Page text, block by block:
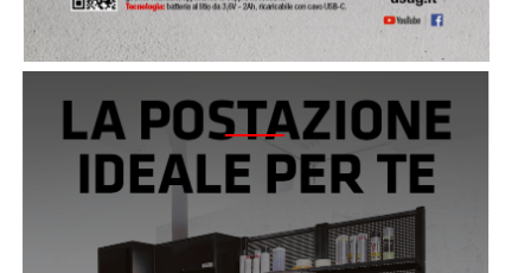
2021 - LINEA ARREDAMENTO 516 START